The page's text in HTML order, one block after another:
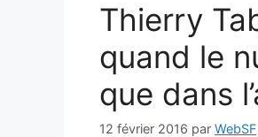
Thierry
quand le
que dans
12 février 2016 par WebSF